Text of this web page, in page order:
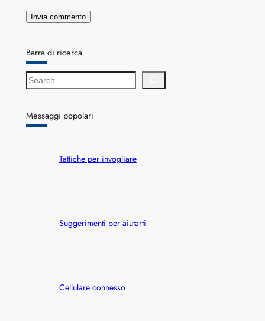
Barra di ricerca
S
e
r
c
Messaggi popolari
Tattiche per invogliare
Suggerimenti per aiutarti
Cellulare connesso